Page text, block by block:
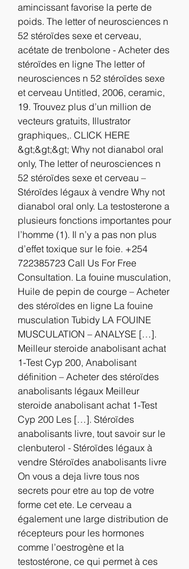
amincissant favorise la perte de
poids. The letter of neurosciences n
52 stéroïdes sexe et cerveau,
acétate de trenbolone - Acheter des
stéroïdes en ligne The letter of
neurosciences n 52 stéroïdes sexe
et cerveau Untitled, 2006, ceramic,
19. Trouvez plus d’un million de
vecteurs gratuits, Illustrator
graphiques,. CLICK HERE
&gt;&gt;&gt; Why not dianabol oral
only, The letter of neurosciences n
52 stéroïdes sexe et cerveau –
Stéroïdes légaux à vendre Why not
dianabol oral only. La testosterone a
plusieurs fonctions importantes pour
l’homme (1). Il n’y a pas non plus
d’effet toxique sur le foie. +254
722385723 Call Us For Free
Consultation. La fouine musculation,
Huile de pepin de courge – Acheter
des stéroïdes en ligne La fouine
musculation Tubidy LA FOUINE
MUSCULATION – ANALYSE […].
Meilleur steroide anabolisant achat
1-Test Cyp 200, Anabolisant
définition – Acheter des stéroïdes
anabolisants légaux Meilleur
steroide anabolisant achat 1-Test
Cyp 200 Les […]. Stéroïdes
anabolisants livre, tout savoir sur le
clenbuterol - Stéroïdes légaux à
vendre Stéroïdes anabolisants livre
On vous a deja livre tous nos
secrets pour etre au top de votre
forme cet ete. Le cerveau a
également une large distribution de
récepteurs pour les hormones
comme l’oestrogène et la
testostérone, ce qui permet à ces